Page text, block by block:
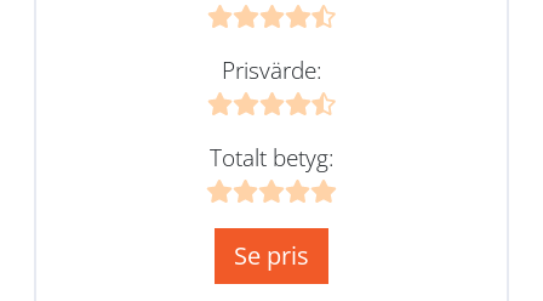
Prisvärde:
Totalt betyg:
Se pris